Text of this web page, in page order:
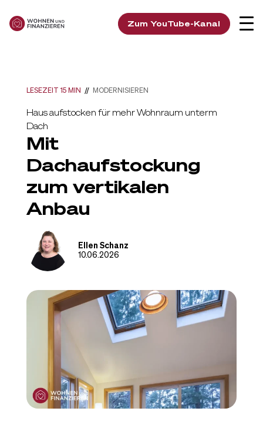
Zum YouTube-Kanal
LESEZEIT 15 MIN // MODERNISIEREN
Haus aufstocken für mehr Wohnraum unterm
Dach
Mit
Dachaufstockung
zum vertikalen
Anbau
Ellen Schanz
10.06.2026